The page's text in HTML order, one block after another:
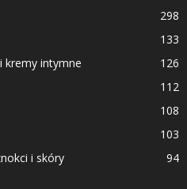
298
133
kremy intymne
126
112
108
103
i skóry
94